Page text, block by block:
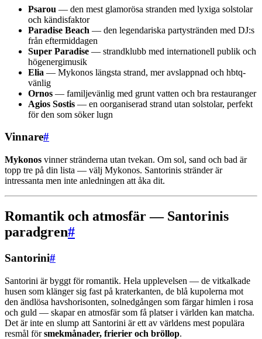
Psarou — den mest glamorösa stranden med lyxiga solstolar
och kändisfaktor
Paradise Beach — den legendariska partystränden med DJ:s
från eftermiddagen
Super Paradise — strandklubb med internationell publik och
högenergimusik
Elia — Mykonos längsta strand, mer avslappnad och hbtq-
vänlig
Ornos — familjevänlig med grunt vatten och bra restauranger
Agios Sostis — en oorganiserad strand utan solstolar, perfekt
för den som söker lugn
Vinnare#
Mykonos vinner stränderna utan tvekan. Om sol, sand och bad är
topp tre på din lista — välj Mykonos. Santorinis stränder är
intressanta men inte anledningen att åka dit.
Romantik och atmosfär — Santorinis
paradgren#
Santorini#
Santorini är byggt för romantik. Hela upplevelsen — de vitkalkade
husen som klänger sig fast på kraterkanten, de blå kupolerna mot
den ändlösa havshorisonten, solnedgången som färgar himlen i rosa
och guld — skapar en atmosfär som få platser i världen kan matcha.
Det är inte en slump att Santorini är ett av världens mest populära
resmål försmekmånader, frierier och bröllop.